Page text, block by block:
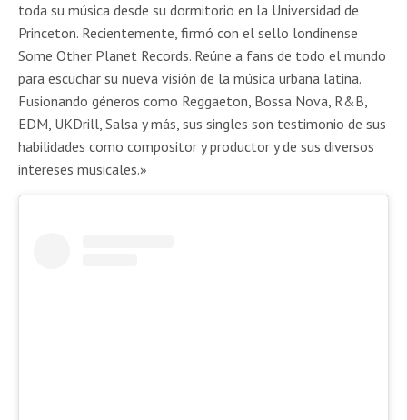
toda su música desde su dormitorio en la Universidad de
Princeton. Recientemente, firmó con el sello londinense
Some Other Planet Records. Reúne a fans de todo el mundo
para escuchar su nueva visión de la música urbana latina.
Fusionando géneros como Reggaeton, Bossa Nova, R&B,
EDM, UKDrill, Salsa y más, sus singles son testimonio de sus
habilidades como compositor y productor y de sus diversos
intereses musicales.»